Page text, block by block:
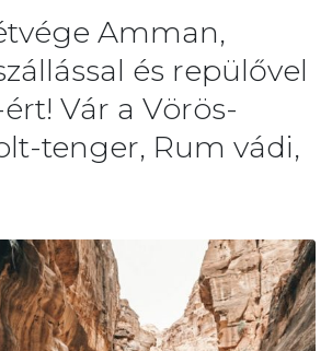
Amman,
és repülővel
Vár a Vörös-
tenger, Rum vádi,